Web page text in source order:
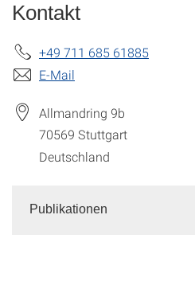
Kontakt
+49 711 685 61885
E-Mail
Allmandring 9b
70569 Stuttgart
Deutschland
Publikationen